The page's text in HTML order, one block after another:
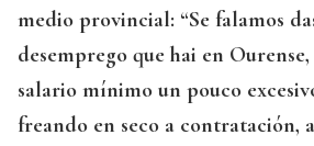
medio provincial: “Se falamos
desemprego que hai en
salario mínimo un pouco
freando en seco a contratación,